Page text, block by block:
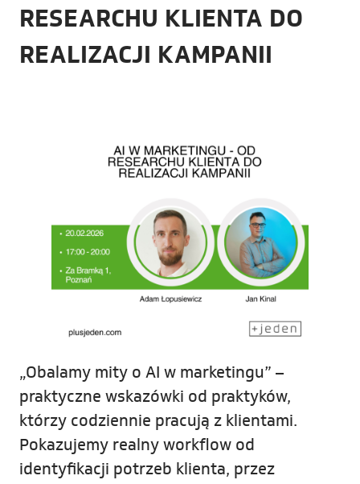
RESEARCHU KLIENTA DO
REALIZACJI KAMPANII
„Obalamy mity o AI w marketingu” –
praktyczne wskazówki od praktyków,
którzy codziennie pracują z klientami.
Pokazujemy realny workflow od
identyfikacji potrzeb klienta, przez